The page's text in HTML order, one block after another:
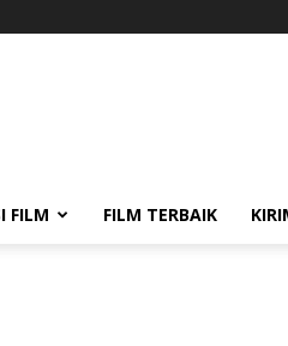
FILM FILM TERBAIK